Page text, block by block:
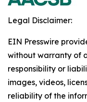
Legal Disclaimer:
EIN Presswire
without warranty of
responsibility or
images, videos,
reliability of the